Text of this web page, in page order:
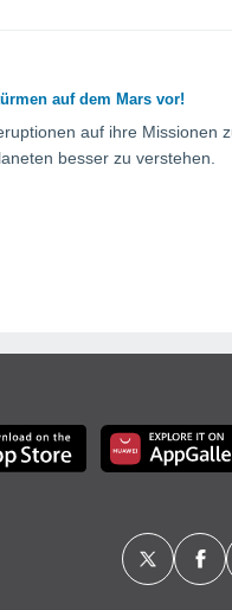
auf dem Mars vor!
auf ihre Missionen
besser zu verstehen.